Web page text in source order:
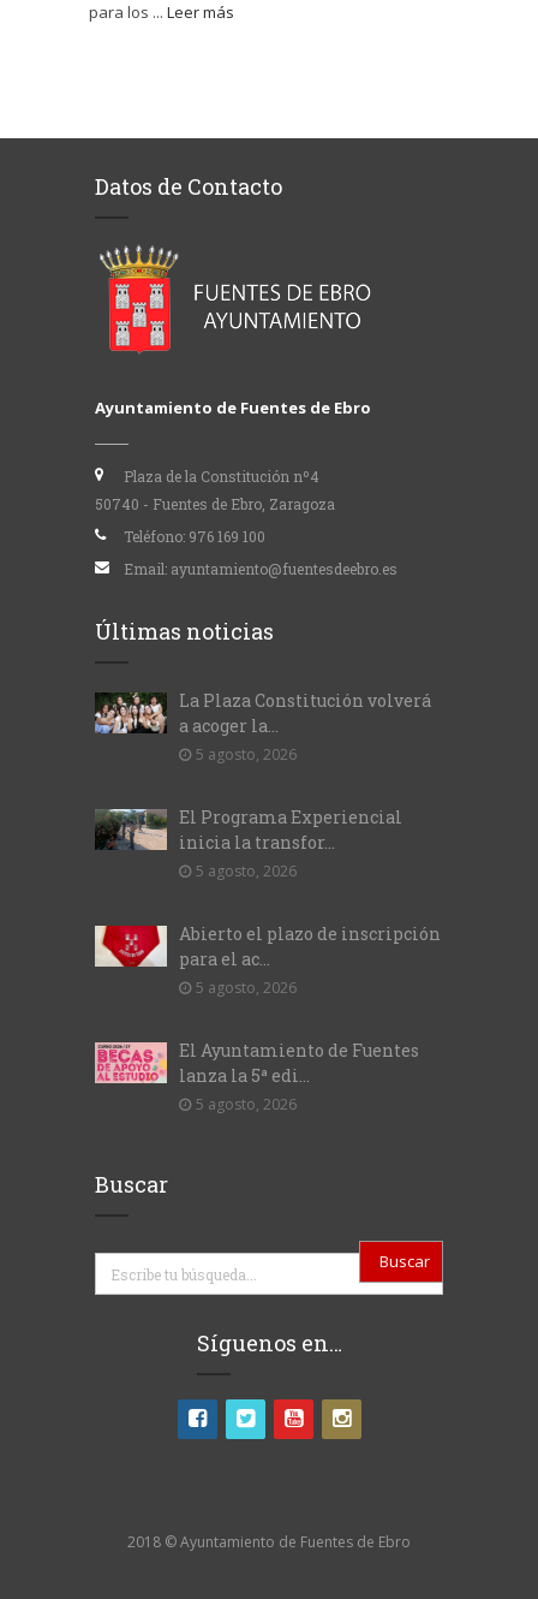
para los ... Leer más
Datos de Contacto
Ayuntamiento de Fuentes de Ebro
Plaza de la Constitución nº4
50740 - Fuentes de Ebro, Zaragoza
Teléfono: 976 169 100
Email: ayuntamiento@fuentesdeebro.es
Últimas noticias
La Plaza Constitución volverá
a acoger la...
5 agosto, 2026
El Programa Experiencial
inicia la transfor...
5 agosto, 2026
Abierto el plazo de inscripción
para el ac...
5 agosto, 2026
El Ayuntamiento de Fuentes
lanza la 5ª edi...
5 agosto, 2026
Buscar
Buscar
Síguenos en…
2018 © Ayuntamiento de Fuentes de Ebro